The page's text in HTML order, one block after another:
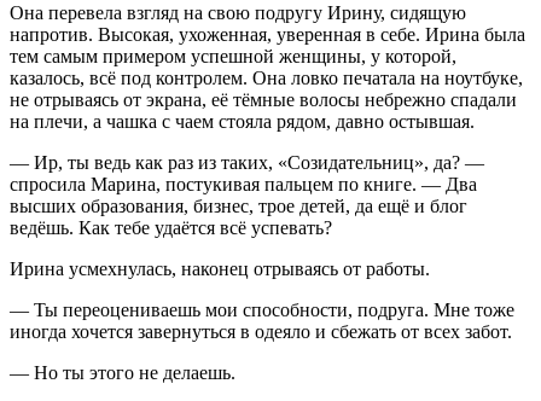
Она перевела взгляд на свою подругу Ирину, сидящую
напротив. Высокая, ухоженная, уверенная в себе. Ирина была
тем самым примером успешной женщины, у которой,
казалось, всё под контролем. Она ловко печатала на ноутбуке,
не отрываясь от экрана, её тёмные волосы небрежно спадали
на плечи, а чашка с чаем стояла рядом, давно остывшая.
— Ир, ты ведь как раз из таких, «Созидательниц», да? —
спросила Марина, постукивая пальцем по книге. — Два
высших образования, бизнес, трое детей, да ещё и блог
ведёшь. Как тебе удаётся всё успевать?
Ирина усмехнулась, наконец отрываясь от работы.
— Ты переоцениваешь мои способности, подруга. Мне тоже
иногда хочется завернуться в одеяло и сбежать от всех забот.
— Но ты этого не делаешь.